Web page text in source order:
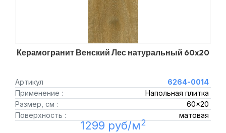
Керамогранит Венский Лес натуральный 60x20
Артикул
6264-0014
Применение :
Напольная плитка
Размер, см :
60x20
Поверхность :
матовая
1299 руб/м2